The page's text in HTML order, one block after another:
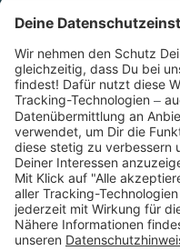
Partnerprogramm
Folge uns auf
* Versandkostenfrei
Deutschlands